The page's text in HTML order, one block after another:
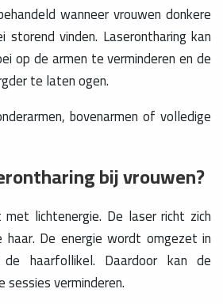
wanneer vrouwen donkere
storend vinden. Laserontharing kan
op de armen te verminderen en de
te laten ogen.
bovenarmen of volledige
bij vrouwen?
lichtenergie. De laser richt zich
De energie wordt omgezet in
haarfollikel. Daardoor kan de
sessies verminderen.